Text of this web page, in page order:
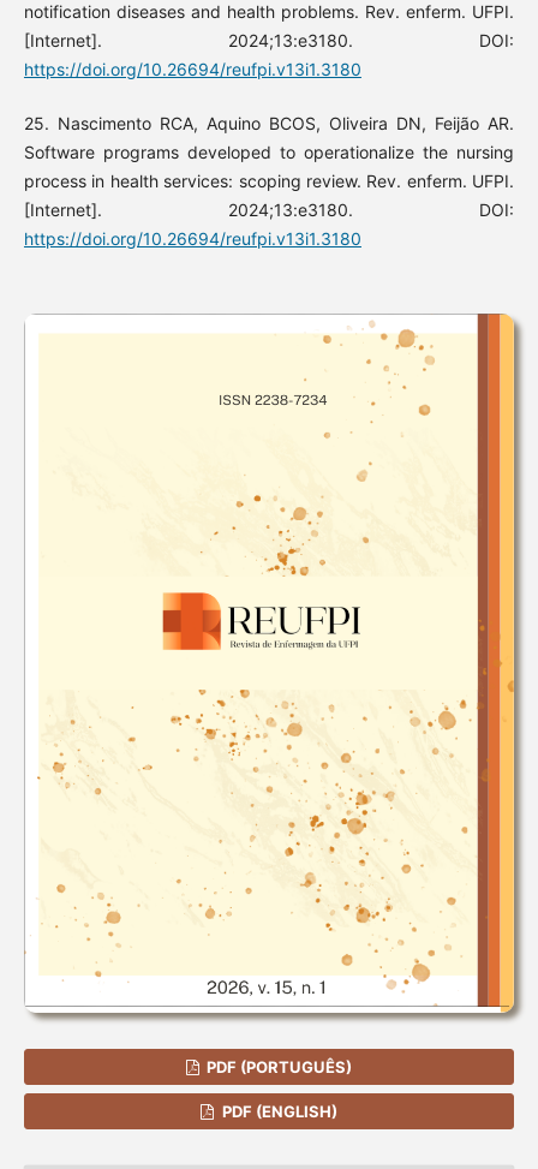
notification diseases and health problems. Rev. enferm. UFPI.
[Internet]. 2024;13:e3180. DOI:
https://doi.org/10.26694/reufpi.v13i1.3180
25. Nascimento RCA, Aquino BCOS, Oliveira DN, Feijão AR.
Software programs developed to operationalize the nursing
process in health services: scoping review. Rev. enferm. UFPI.
[Internet]. 2024;13:e3180. DOI:
https://doi.org/10.26694/reufpi.v13i1.3180
PDF (PORTUGUÊS)
PDF (ENGLISH)